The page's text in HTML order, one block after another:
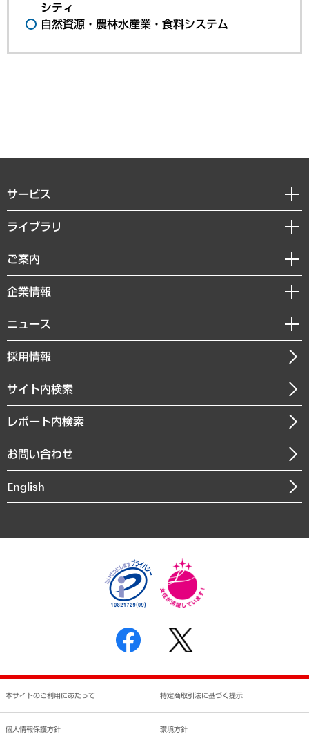
シティ
自然資源・農林水産業・食料システム
サービス
経営戦略
組織・人事戦略
デジタルイノベーション
共生・ダイバーシティ
GRC（ガバナンス・リスク・コンプライアンス）・防災（政策）
経済・産業・雇用・労働
まちづくり・観光・交通・スポーツ・スマートシティ
自然資源・農林水産業・食料システム
ライブラリ
経済調査
レポート
コラム
経営用語集
受託・受注実績（官公庁関連）
メディア掲載・出演
ご案内
セミナー・イベント情報
MUFGビジネスセミナー
受託案件情報
企業情報
私たちの想い
社長メッセージ
会社概要
沿革
組織図・本部部室紹介
インドネシア現地法人
個人情報保護方針
反社会的勢力に対する基本方針
書面による個人情報の開示等の請求の手続きについて
ニュース
ニュースリリース
お知らせ
採用情報
サイト内検索
レポート内検索
お問い合わせ
English
本サイトのご利用にあたって 特定商取引法に基づく提示
個人情報保護方針 環境方針